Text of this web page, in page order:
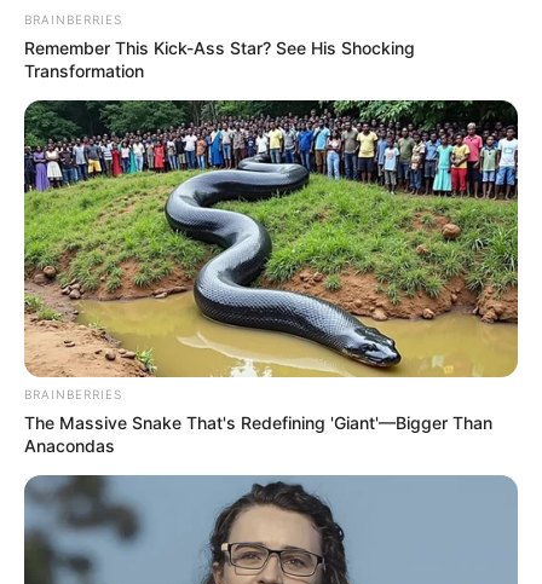
E você, o que achou dos trabalhos?
Deixe o seu comentário.
BRAINBERRIES
Remember This Kick-Ass Star? See His Shocking
Transformation
BRAINBERRIES
The Massive Snake That's Redefining 'Giant'—Bigger Than
Anacondas